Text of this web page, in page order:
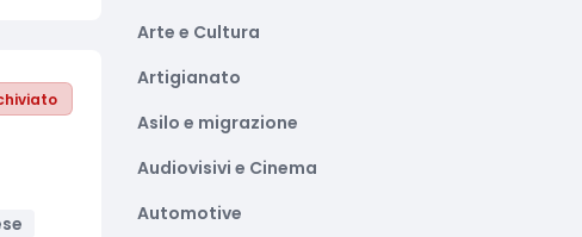
Arte e Cultura
Artigianato
Asilo e migrazione
Audiovisivi e Cinema
Automotive